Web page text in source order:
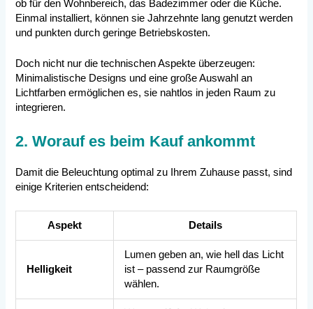
ob für den Wohnbereich, das Badezimmer oder die Küche.
Einmal installiert, können sie Jahrzehnte lang genutzt werden
und punkten durch geringe Betriebskosten.
Doch nicht nur die technischen Aspekte überzeugen:
Minimalistische Designs und eine große Auswahl an
Lichtfarben ermöglichen es, sie nahtlos in jeden Raum zu
integrieren.
2. Worauf es beim Kauf ankommt
Damit die Beleuchtung optimal zu Ihrem Zuhause passt, sind
einige Kriterien entscheidend:
Aspekt Details
Helligkeit
Lumen geben an, wie hell das Licht
ist – passend zur Raumgröße
wählen.